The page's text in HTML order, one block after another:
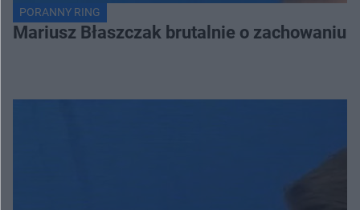
PORANNY RING
Mariusz Błaszczak brutalnie o zachowaniu